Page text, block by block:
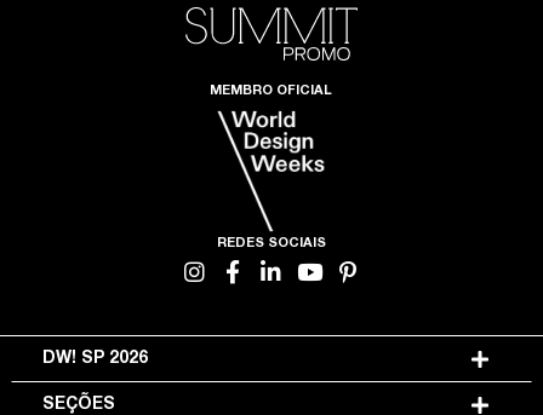
MEMBRO OFICIAL
REDES SOCIAIS
DW! SP 2026
SEÇÕES